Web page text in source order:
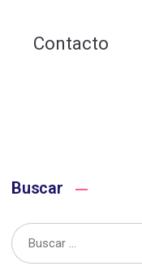
Contacto
Buscar